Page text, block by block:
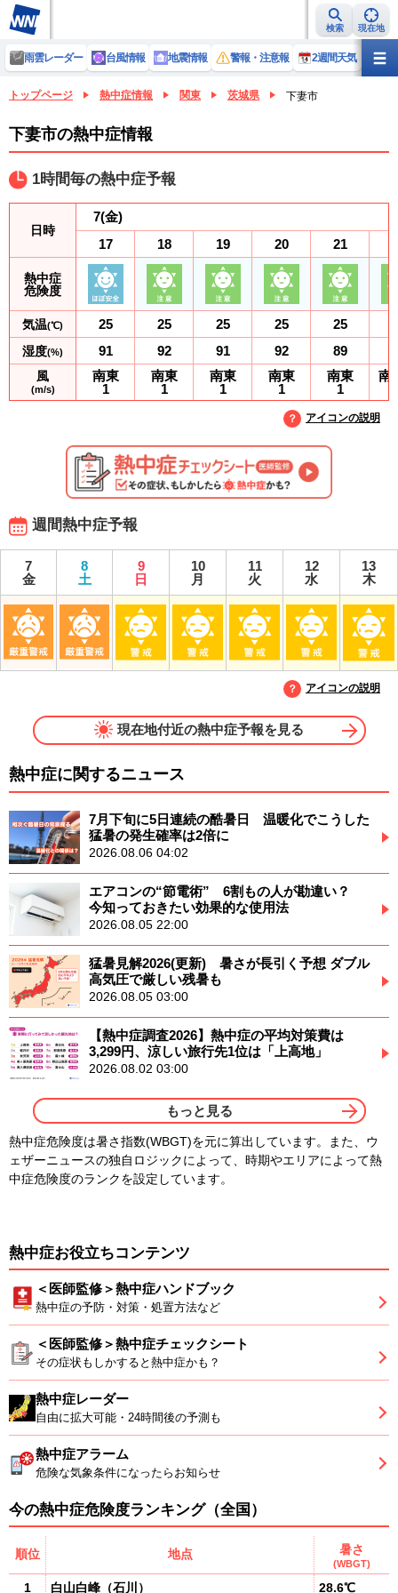
検索 現在地
雨雲レーダー 台風情報 地震情報 警報・注意報 2週間天気 ラ
トップページ 熱中症情報 関東 茨城県 下妻市
下妻市の熱中症情報
1時間毎の熱中症予報
日時
熱中症
危険度
気温(℃)
湿度(%)
風
(m/s)
7(金)
17
25
91
南東
1
18
25
92
南東
1
19
25
91
南東
1
20
25
92
南東
1
21
25
89
南東
1
南
アイコンの説明
週間熱中症予報
7
金
8
土
9
日
10
月
11
火
12
水
13
木
アイコンの説明
現在地付近の熱中症予報を見る
熱中症に関するニュース
7月下旬に5日連続の酷暑日 温暖化でこうした
猛暑の発生確率は2倍に
2026.08.06 04:02
エアコンの“節電術” 6割もの人が勘違い？
今知っておきたい効果的な使用法
2026.08.05 22:00
猛暑見解2026(更新) 暑さが長引く予想 ダブル
高気圧で厳しい残暑も
2026.08.05 03:00
【熱中症調査2026】熱中症の平均対策費は
3,299円、涼しい旅行先1位は「上高地」
2026.08.02 03:00
もっと見る
熱中症危険度は暑さ指数(WBGT)を元に算出しています。また、ウ
ェザーニュースの独自ロジックによって、時期やエリアによって熱
中症危険度のランクを設定しています。
熱中症お役立ちコンテンツ
＜医師監修＞熱中症ハンドブック
熱中症の予防・対策・処置方法など
＜医師監修＞熱中症チェックシート
その症状もしかすると熱中症かも？
熱中症レーダー
自由に拡大可能・24時間後の予測も
熱中症アラーム
危険な気象条件になったらお知らせ
今の熱中症危険度ランキング（全国）
順位 地点 暑さ
(WBGT)
1 白山白峰 （石川 ） 28.6℃